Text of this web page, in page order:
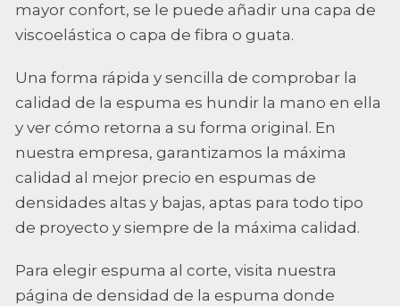
mayor confort, se le puede añadir una capa de
viscoelástica o capa de fibra o guata.
Una forma rápida y sencilla de comprobar la
calidad de la espuma es hundir la mano en ella
y ver cómo retorna a su forma original. En
nuestra empresa, garantizamos la máxima
calidad al mejor precio en espumas de
densidades altas y bajas, aptas para todo tipo
de proyecto y siempre de la máxima calidad.
Para elegir espuma al corte, visita nuestra
página de densidad de la espuma donde